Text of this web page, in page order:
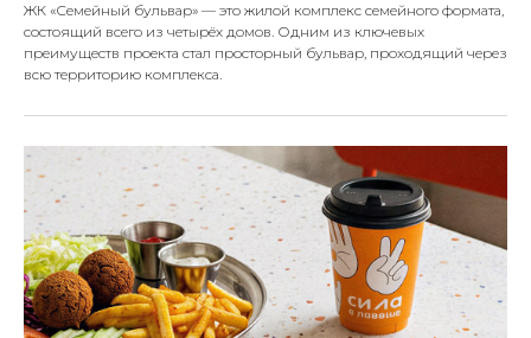
ЖК «Семейный бульвар» — это жилой комплекс семейного формата,
состоящий всего из четырёх домов. Одним из ключевых
преимуществ проекта стал просторный бульвар, проходящий через
всю территорию комплекса.